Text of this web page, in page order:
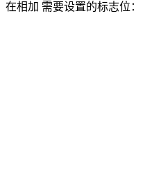
相加 需要设置的标志位：